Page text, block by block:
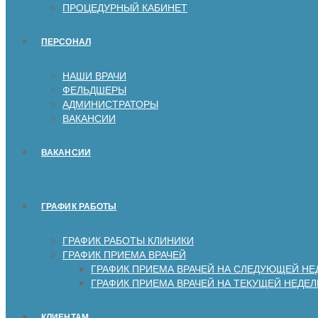
ПРОЦЕДУРНЫЙ КАБИНЕТ
ПЕРСОНАЛ
НАШИ ВРАЧИ
ФЕЛЬДШЕРЫ
АДМИНИСТРАТОРЫ
ВАКАНСИИ
ВАКАНСИИ
ГРАФИК РАБОТЫ
ГРАФИК РАБОТЫ КЛИНИКИ
ГРАФИК ПРИЕМА ВРАЧЕЙ
ГРАФИК ПРИЕМА ВРАЧЕЙ НА СЛЕДУЮЩЕЙ
ГРАФИК ПРИЕМА ВРАЧЕЙ НА ТЕКУЩЕЙ